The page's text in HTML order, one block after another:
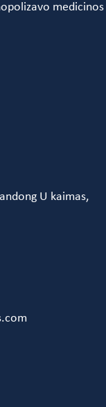
medicinos
U kaimas,